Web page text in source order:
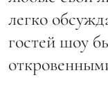
легко
гостей шоу